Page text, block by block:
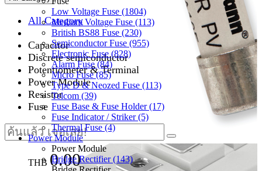
All Category
Capacitor
Discrete semiconductor
Potentiometer & Terminal
Power Module
Resistor
Fuse
THB 0.00
Low Voltage Fuse (1804)
Medium Voltage Fuse (113)
British BS88 Fuse (230)
Semiconductor Fuse (955)
Electronic Fuse (828)
Alarm Fuse (84)
Micro Fuse (85)
Type D & Neozed Fuse (113)
Telcom (39)
Fuse Base & Fuse Holder (17)
Fuse Indicator / Striker (5)
Thermal Fuse (4)
Power Module
Power Module
Bridge Rectifier (143)